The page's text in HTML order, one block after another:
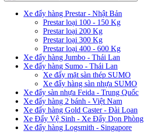
Xe đẩy hàng Prestar - Nhật Bản
Prestar loại 100 - 150 Kg
Prestar loại 200 Kg
Prestar loại 300 Kg
Prestar loại 400 - 600 Kg
Xe đẩy hàng Jumbo - Thái Lan
Xe đẩy hàng Sumo - Thái Lan
Xe đẩy mặt sàn thép SUMO
Xe đẩy hàng sàn nhựa SUMO
Xe đẩy sàn nhựa Feida - Trung Quốc
Xe đẩy hàng 2 bánh - Việt Nam
Xe đẩy hàng Gold Caster - Đài Loan
Xe Đẩy Vệ Sinh - Xe Đẩy Dọn Phòng
Xe đẩy hàng Logsmith - Singapore